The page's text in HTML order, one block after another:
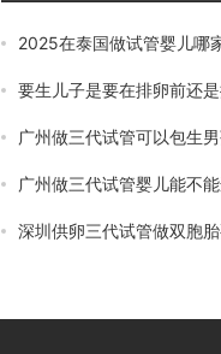
2025在泰国做试管婴儿哪
要生儿子是要在排卵前还
广州做三代试管可以包生
广州做三代试管婴儿能不
深圳供卵三代试管做双胞